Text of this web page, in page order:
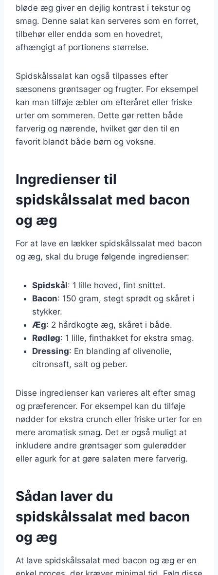
bløde æg giver en dejlig kontrast i tekstur og
smag. Denne salat kan serveres som en forret,
tilbehør eller endda som en hovedret,
afhængigt af portionens størrelse.
Spidskålssalat kan også tilpasses efter
sæsonens grøntsager og frugter. For eksempel
kan man tilføje æbler om efteråret eller friske
urter om sommeren. Dette gør retten både
farverig og nærende, hvilket gør den til en
favorit blandt både børn og voksne.
Ingredienser til
spidskålssalat med bacon
og æg
For at lave en lækker spidskålssalat med bacon
og æg, skal du bruge følgende ingredienser:
Spidskål: 1 lille hoved, fint snittet.
Bacon: 150 gram, stegt sprødt og skåret i
stykker.
Æg: 2 hårdkogte æg, skåret i både.
Rødløg: 1 lille, finthakket for ekstra smag.
Dressing: En blanding af olivenolie,
citronsaft, salt og peber.
Disse ingredienser kan varieres alt efter smag
og præferencer. For eksempel kan du tilføje
nødder for ekstra crunch eller friske urter for en
mere aromatisk smag. Det er også muligt at
inkludere andre grøntsager som gulerødder
eller agurk for at gøre salaten mere farverig.
Sådan laver du
spidskålssalat med bacon
og æg
At lave spidskålssalat med bacon og æg er en